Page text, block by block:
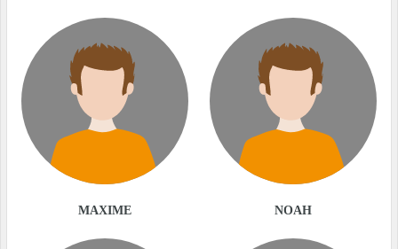
MAXIME NOAH